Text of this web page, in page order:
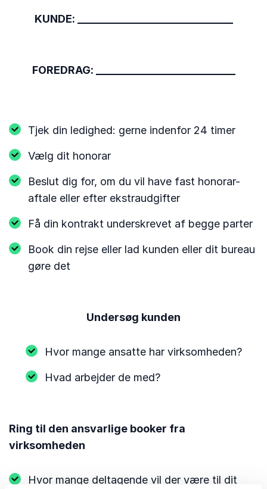
KUNDE: _____________________________
FOREDRAG: __________________________
Tjek din ledighed: gerne indenfor 24 timer
Vælg dit honorar
Beslut dig for, om du vil have fast honorar-
aftale eller efter ekstraudgifter
Få din kontrakt underskrevet af begge parter
Book din rejse eller lad kunden eller dit bureau
gøre det
Undersøg kunden
Hvor mange ansatte har virksomheden?
Hvad arbejder de med?
Ring til den ansvarlige booker fra
virksomheden
Hvor mange deltagende vil der være til dit